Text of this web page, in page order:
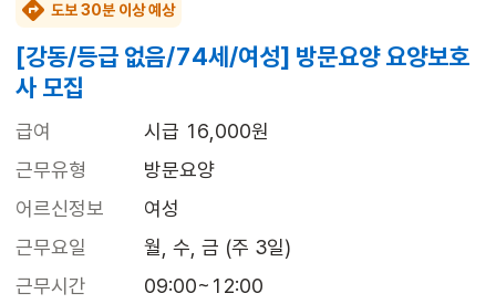
도보 30분 이상 예상
[강동/등급 없음/74세/여성] 방문요양 요양보호
사 모집
급여
시급 16,000원
근무유형
방문요양
어르신정보
여성
근무요일
월, 수, 금 (주 3일)
근무시간
09:00~12:00